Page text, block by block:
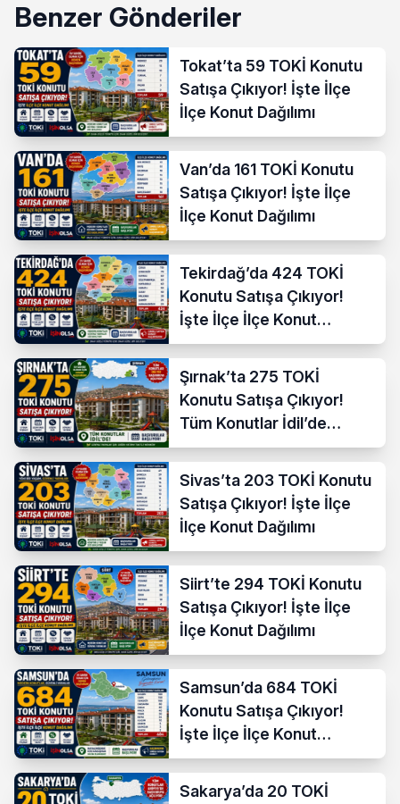
Benzer Gönderiler
Tokat’ta 59 TOKİ Konutu
Satışa Çıkıyor! İşte İlçe
İlçe Konut Dağılımı
Van’da 161 TOKİ Konutu
Satışa Çıkıyor! İşte İlçe
İlçe Konut Dağılımı
Tekirdağ’da 424 TOKİ
Konutu Satışa Çıkıyor!
İşte İlçe İlçe Konut
Dağılımı
Şırnak’ta 275 TOKİ
Konutu Satışa Çıkıyor!
Tüm Konutlar İdil’de
Başvuruya Açılıyor
Sivas’ta 203 TOKİ Konutu
Satışa Çıkıyor! İşte İlçe
İlçe Konut Dağılımı
Siirt’te 294 TOKİ Konutu
Satışa Çıkıyor! İşte İlçe
İlçe Konut Dağılımı
Samsun’da 684 TOKİ
Konutu Satışa Çıkıyor!
İşte İlçe İlçe Konut
Dağılımı
Sakarya’da 20 TOKİ